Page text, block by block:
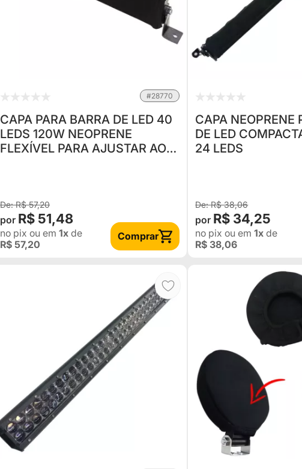
#28770
CAPA PARA BARRA DE LED 40
LEDS 120W NEOPRENE
FLEXÍVEL PARA AJUSTAR AO
R$ 57,20
R$ 51,48
no pix ou em 1x de
R$ 57,20
Comprar
CAPA NEOPRENE
DE LED
24 LEDS
R$ 38,06
R$ 34,25
no pix ou em1x de
R$ 38,06